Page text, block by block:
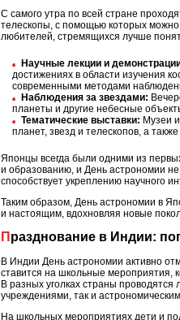
С самого утра по всей стране
телескопы, с помощью которых
любителей, стремящихся лучше
Научные лекции и
достижениях в области изучения
современными методами
Наблюдения за звездами:
планеты и другие небесные
Тематические выставки: Музеи
планет, звезд и телескопов, а
Японцы всегда были одними из
и образованию, и День астрономии
способствует укреплению научного
Таким образом, День астрономии в
и настоящим, вдохновляя новые
Празднование в Индии:
В Индии День астрономии активно
ставится на школьные мероприятия,
В разных уголках страны
учреждениями, так и
На школьных мероприятиях дети и